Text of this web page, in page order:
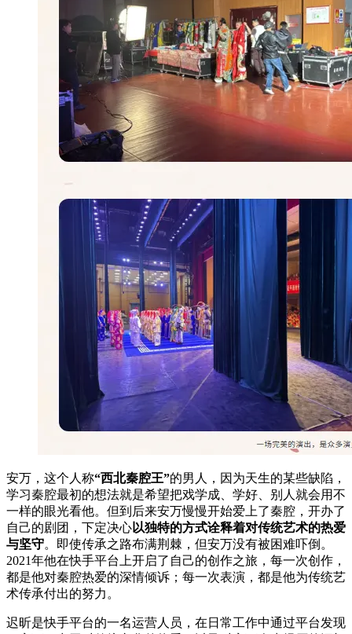
安万，这个人称“西北秦腔王”的男人，因为天生的某些缺陷，
学习秦腔最初的想法就是希望把戏学成、学好、别人就会用不
一样的眼光看他。但到后来安万慢慢开始爱上了秦腔，开办了
自己的剧团，下定决心以独特的方式诠释着对传统艺术的热爱
与坚守。即使传承之路布满荆棘，但安万没有被困难吓倒。
2021年他在快手平台上开启了自己的创作之旅，每一次创作，
都是他对秦腔热爱的深情倾诉；每一次表演，都是他为传统艺
术传承付出的努力。
迟昕是快手平台的一名运营人员，在日常工作中通过平台发现